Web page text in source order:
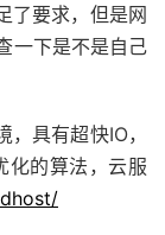
了要求，但是网
一下是不是自己
具有超快IO，
化的算法，云服